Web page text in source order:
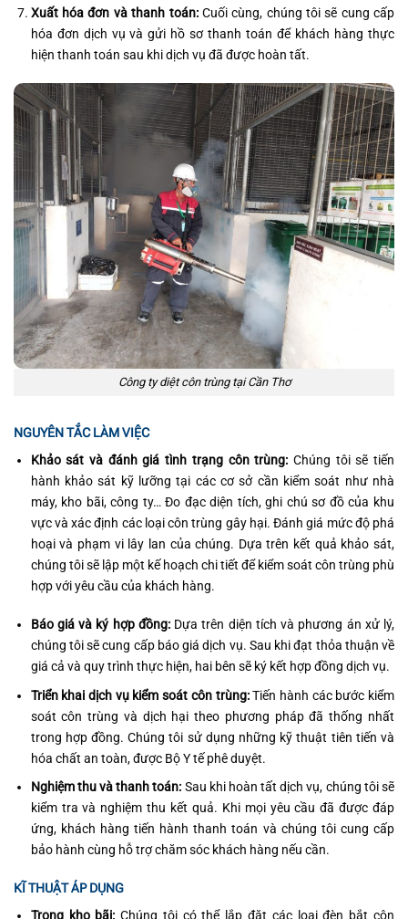
Xuất hóa đơn và thanh toán: Cuối cùng, chúng tôi sẽ cung cấp
hóa đơn dịch vụ và gửi hồ sơ thanh toán để khách hàng thực
hiện thanh toán sau khi dịch vụ đã được hoàn tất.
Công ty diệt côn trùng tại Cần Thơ
NGUYÊN TẮC LÀM VIỆC
Khảo sát và đánh giá tình trạng côn trùng: Chúng tôi sẽ tiến
hành khảo sát kỹ lưỡng tại các cơ sở cần kiểm soát như nhà
máy, kho bãi, công ty… Đo đạc diện tích, ghi chú sơ đồ của khu
vực và xác định các loại côn trùng gây hại. Đánh giá mức độ phá
hoại và phạm vi lây lan của chúng. Dựa trên kết quả khảo sát,
chúng tôi sẽ lập một kế hoạch chi tiết để kiểm soát côn trùng phù
hợp với yêu cầu của khách hàng.
Báo giá và ký hợp đồng: Dựa trên diện tích và phương án xử lý,
chúng tôi sẽ cung cấp báo giá dịch vụ. Sau khi đạt thỏa thuận về
giá cả và quy trình thực hiện, hai bên sẽ ký kết hợp đồng dịch vụ.
Triển khai dịch vụ kiểm soát côn trùng:Tiến hành các bước kiểm
soát côn trùng và dịch hại theo phương pháp đã thống nhất
trong hợp đồng. Chúng tôi sử dụng những kỹ thuật tiên tiến và
hóa chất an toàn, được Bộ Y tế phê duyệt.
Nghiệm thu và thanh toán: Sau khi hoàn tất dịch vụ, chúng tôi sẽ
kiểm tra và nghiệm thu kết quả. Khi mọi yêu cầu đã được đáp
ứng, khách hàng tiến hành thanh toán và chúng tôi cung cấp
bảo hành cùng hỗ trợ chăm sóc khách hàng nếu cần.
KĨ THUẬT ÁP DỤNG